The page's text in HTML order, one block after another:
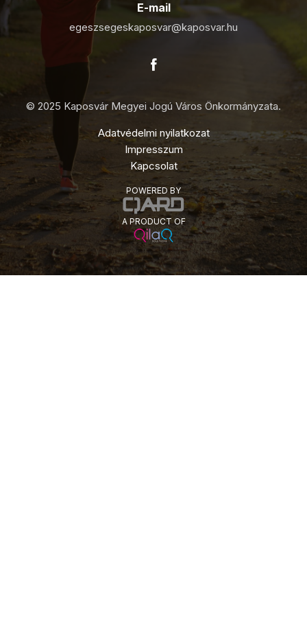
E-mail
egeszsegeskaposvar@kaposvar.hu
© 2025 Kaposvár Megyei Jogú Város Önkormányzata.
Adatvédelmi nyilatkozat
Impresszum
Kapcsolat
POWERED BY
A PRODUCT OF